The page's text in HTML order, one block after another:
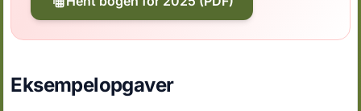
Eksempelopgaver